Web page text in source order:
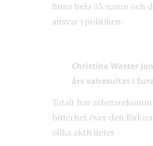
finns hela 35 namn och
ansvar i politiken.
Christina Waster
års valresultat i
Totalt har
bitterhet över den
olika aktiviteter.